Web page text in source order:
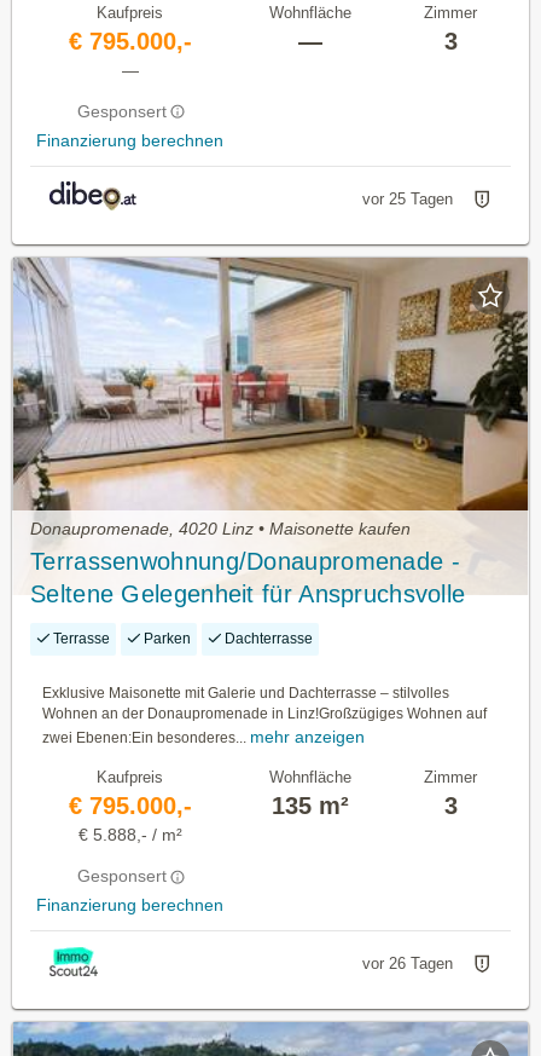
Kaufpreis
€ 795.000,-
—
Gesponsert
Finanzierung berechnen
Wohnfläche
—
Zimmer
3
vor 25 Tagen
Donaupromenade, 4020 Linz • Maisonette kaufen
Terrassenwohnung/Donaupromenade -
Seltene Gelegenheit für Anspruchsvolle
Käufer!
Terrasse Parken Dachterrasse
Exklusive Maisonette mit Galerie und Dachterrasse – stilvolles
Wohnen an der Donaupromenade in Linz!Großzügiges Wohnen auf
zwei Ebenen:Ein besonderes... mehr anzeigen
Kaufpreis
€ 795.000,-
€ 5.888,- / m²
Gesponsert
Finanzierung berechnen
Wohnfläche
135 m²
Zimmer
3
vor 26 Tagen